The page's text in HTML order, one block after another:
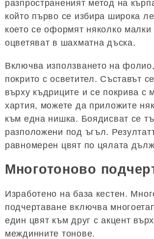
разпространеният метод на
който първо се избира широка
което се оформят няколко малки
оцветяват в шахматна дъска.
Включва използването на
покрито с осветител. Съставът
върху къдриците и се покрива с
хартия, можете да приложите
към една нишка. Боядисват се
разположени под ъгъл.
равномерен цвят по цялата
Многотоново
Изработено на база кестен.
подчертаване включва
един цвят към друг с акцент
междинните тонове.